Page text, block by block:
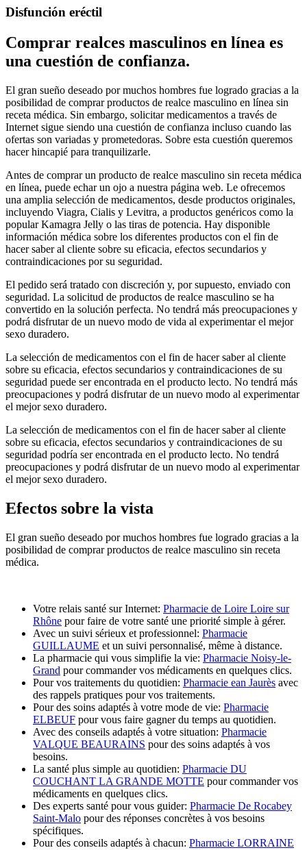
Disfunción eréctil
Comprar realces masculinos en línea es
una cuestión de confianza.
El gran sueño deseado por muchos hombres fue logrado gracias a la
posibilidad de comprar productos de realce masculino en línea sin
receta médica. Sin embargo, solicitar medicamentos a través de
Internet sigue siendo una cuestión de confianza incluso cuando las
ofertas son variadas y prometedoras. Sobre esta cuestión queremos
hacer hincapié para tranquilizarle.
Antes de comprar un producto de realce masculino sin receta médica
en línea, puede echar un ojo a nuestra página web. Le ofrecemos
una amplia selección de medicamentos, desde productos originales,
incluyendo Viagra, Cialis y Levitra, a productos genéricos como la
popular Kamagra Jelly o las tiras de potencia. Hay disponible
información médica sobre los diferentes productos con el fin de
hacer saber al cliente sobre su eficacia, efectos secundarios y
contraindicaciones por su seguridad.
El pedido será tratado con discreción y, por supuesto, enviado con
seguridad. La solicitud de productos de realce masculino se ha
convertido en la solución perfecta. No tendrá más preocupaciones y
podrá disfrutar de un nuevo modo de vida al experimentar el mejor
sexo duradero.
La selección de medicamentos con el fin de hacer saber al cliente
sobre su eficacia, efectos secundarios y contraindicaciones de su
seguridad puede ser encontrada en el producto lecto. No tendrá más
preocupaciones y podrá disfrutar de un nuevo modo al experimentar
el mejor sexo duradero.
La selección de medicamentos con el fin de hacer saber al cliente
sobre su eficacia, efectos secundarios y contraindicaciones de su
seguridad podría ser encontrada en el producto lecto. No tendrá
preocupaciones y podrá disfrutar de un nuevo modo al experimentar
el mejor sexo duradero.
Efectos sobre la vista
El gran sueño deseado por muchos hombres fue logrado gracias a la
posibilidad de comprar productos de realce masculino sin receta
médica.
Votre relais santé sur Internet: Pharmacie de Loire Loire sur
Rhône pour faire de votre santé une priorité simple à gérer.
Avec un suivi sérieux et professionnel: Pharmacie
GUILLAUME et un suivi personnalisé, même à distance.
La pharmacie qui vous simplifie la vie: Pharmacie Noisy-le-
Grand pour commander vos médicaments en quelques clics.
Pour vos traitements du quotidien: Pharmacie ean Jaurès avec
des rappels pratiques pour vos traitements.
Pour des soins adaptés à votre mode de vie: Pharmacie
ELBEUF pour vous faire gagner du temps au quotidien.
Avec des conseils adaptés à votre situation: Pharmacie
VALQUE BEAURAINS pour des soins adaptés à vos
besoins.
La santé plus simple au quotidien: Pharmacie DU
COUCHANT LA GRANDE MOTTE pour commander vos
médicaments en quelques clics.
Des experts santé pour vous guider: Pharmacie De Rocabey
Saint-Malo pour des réponses concrètes à vos besoins
spécifiques.
Pour des conseils adaptés à chacun: Pharmacie LORRAINE